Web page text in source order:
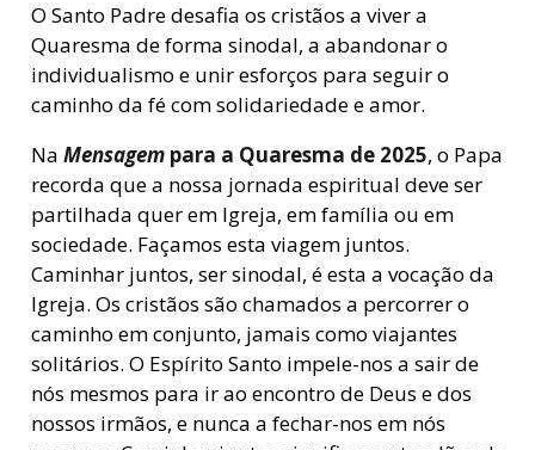
O Santo Padre desafia os cristãos a viver a
Quaresma de forma sinodal, a abandonar o
individualismo e unir esforços para seguir o
caminho da fé com solidariedade e amor.
Na Mensagempara a Quaresma de 2025, o Papa
recorda que a nossa jornada espiritual deve ser
partilhada quer em Igreja, em família ou em
sociedade. Façamos esta viagem juntos.
Caminhar juntos, ser sinodal, é esta a vocação da
Igreja. Os cristãos são chamados a percorrer o
caminho em conjunto, jamais como viajantes
solitários. O Espírito Santo impele-nos a sair de
nós mesmos para ir ao encontro de Deus e dos
nossos irmãos, e nunca a fechar-nos em nós